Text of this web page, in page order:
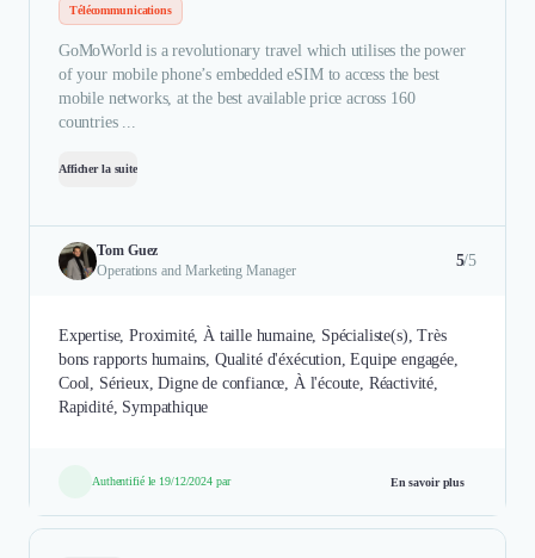
Télécommunications
GoMoWorld is a revolutionary travel which utilises the power
of your mobile phone’s embedded eSIM to access the best
mobile networks, at the best available price across 160
countries ...
Afficher la suite
Tom Guez
Operations and Marketing Manager
5/5
Expertise, Proximité, À taille humaine, Spécialiste(s), Très
bons rapports humains, Qualité d'éxécution, Equipe engagée,
Cool, Sérieux, Digne de confiance, À l'écoute, Réactivité,
Rapidité, Sympathique
Authentifié le 19/12/2024 par En savoir plus